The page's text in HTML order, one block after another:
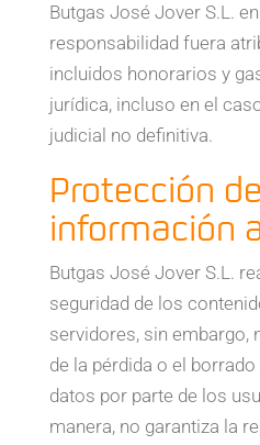
Butgas José Jover S.L.
responsabilidad fuera
incluidos honorarios y
jurídica, incluso en el
judicial no definitiva.
Protección
información
Butgas José Jover S.L.
seguridad de los
servidores, sin embargo,
de la pérdida o el
datos por parte de los
manera, no garantiza la